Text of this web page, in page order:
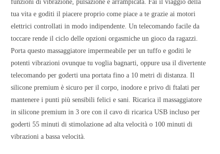
funzioni di vibrazione, pulsazione e arrampicata. Fai il viaggio della
tua vita e goditi il piacere proprio come piace a te grazie ai motori
elettrici controllati in modo indipendente. Un telecomando facile da
toccare rende il ciclo delle opzioni orgasmiche un gioco da ragazzi.
Porta questo massaggiatore impermeabile per un tuffo e goditi le
potenti vibrazioni ovunque tu voglia bagnarti, oppure usa il divertente
telecomando per goderti una portata fino a 10 metri di distanza. Il
silicone premium è sicuro per il corpo, inodore e privo di ftalati per
mantenere i punti più sensibili felici e sani. Ricarica il massaggiatore
in silicone premium in 3 ore con il cavo di ricarica USB incluso per
goderti 55 minuti di stimolazione ad alta velocità o 100 minuti di
vibrazioni a bassa velocità.